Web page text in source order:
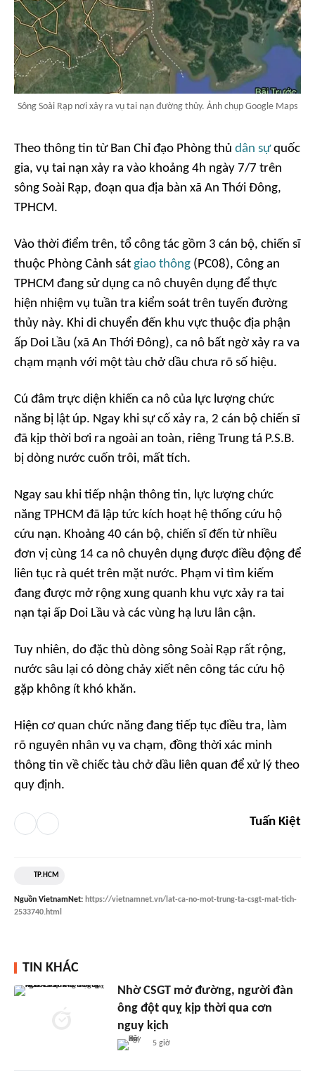
Sông Soài Rạp nơi xảy ra vụ tai nạn đường thủy. Ảnh chụp Google Maps
Theo thông tin từ Ban Chỉ đạo Phòng thủ dân sựquốc
gia, vụ tai nạn xảy ra vào khoảng 4h ngày 7/7 trên
sông Soài Rạp, đoạn qua địa bàn xã An Thới Đông,
TPHCM.
Vào thời điểm trên, tổ công tác gồm 3 cán bộ, chiến sĩ
thuộc Phòng Cảnh sát giao thông (PC08), Công an
TPHCM đang sử dụng ca nô chuyên dụng để thực
hiện nhiệm vụ tuần tra kiểm soát trên tuyến đường
thủy này. Khi di chuyển đến khu vực thuộc địa phận
ấp Doi Lầu (xã An Thới Đông), ca nô bất ngờ xảy ra va
chạm mạnh với một tàu chở dầu chưa rõ số hiệu.
Cú đâm trực diện khiến ca nô của lực lượng chức
năng bị lật úp. Ngay khi sự cố xảy ra, 2 cán bộ chiến sĩ
đã kịp thời bơi ra ngoài an toàn, riêng Trung tá P.S.B.
bị dòng nước cuốn trôi, mất tích.
Ngay sau khi tiếp nhận thông tin, lực lượng chức
năng TPHCM đã lập tức kích hoạt hệ thống cứu hộ
cứu nạn. Khoảng 40 cán bộ, chiến sĩ đến từ nhiều
đơn vị cùng 14 ca nô chuyên dụng được điều động để
liên tục rà quét trên mặt nước. Phạm vi tìm kiếm
đang được mở rộng xung quanh khu vực xảy ra tai
nạn tại ấp Doi Lầu và các vùng hạ lưu lân cận.
Tuy nhiên, do đặc thù dòng sông Soài Rạp rất rộng,
nước sâu lại có dòng chảy xiết nên công tác cứu hộ
gặp không ít khó khăn.
Hiện cơ quan chức năng đang tiếp tục điều tra, làm
rõ nguyên nhân vụ va chạm, đồng thời xác minh
thông tin về chiếc tàu chở dầu liên quan để xử lý theo
quy định.
Tuấn Kiệt
TP.HCM
Nguồn VietnamNet: https://vietnamnet.vn/lat-ca-no-mot-trung-ta-csgt-mat-tich-
2533740.html
TIN KHÁC
Nhờ CSGT mở đường, người đàn
ông đột quỵ kịp thời qua cơn
nguy kịch
5 giờ